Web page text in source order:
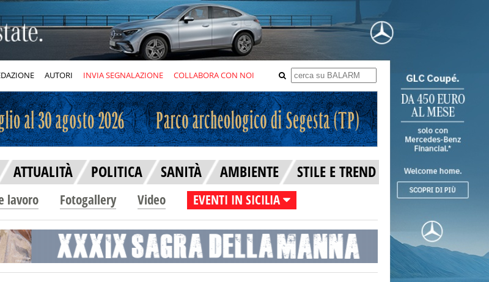
AUTORI INVIA SEGNALAZIONE COLLABORA CON NOI
ATTUALITÀ POLITICA SANITÀ AMBIENTE STILE E TREND
lavoro Fotogallery Video EVENTI IN SICILIA